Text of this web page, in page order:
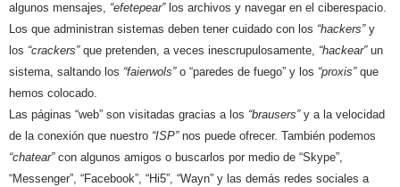
algunos mensajes, “efetepear”los archivos y navegar en el ciberespacio.
Los que administran sistemas deben tener cuidado con los “hackers”y
los “crackers”que pretenden, a veces inescrupulosamente, “hackear”un
sistema, saltando los “faierwols”o “paredes de fuego” y los “proxis”que
hemos colocado.
Las páginas “web” son visitadas gracias a los “brausers”y a la velocidad
de la conexión que nuestro “ISP”nos puede ofrecer. También podemos
“chatear”con algunos amigos o buscarlos por medio de “Skype”,
“Messenger”, “Facebook”, “Hi5”, “Wayn” y las demás redes sociales a